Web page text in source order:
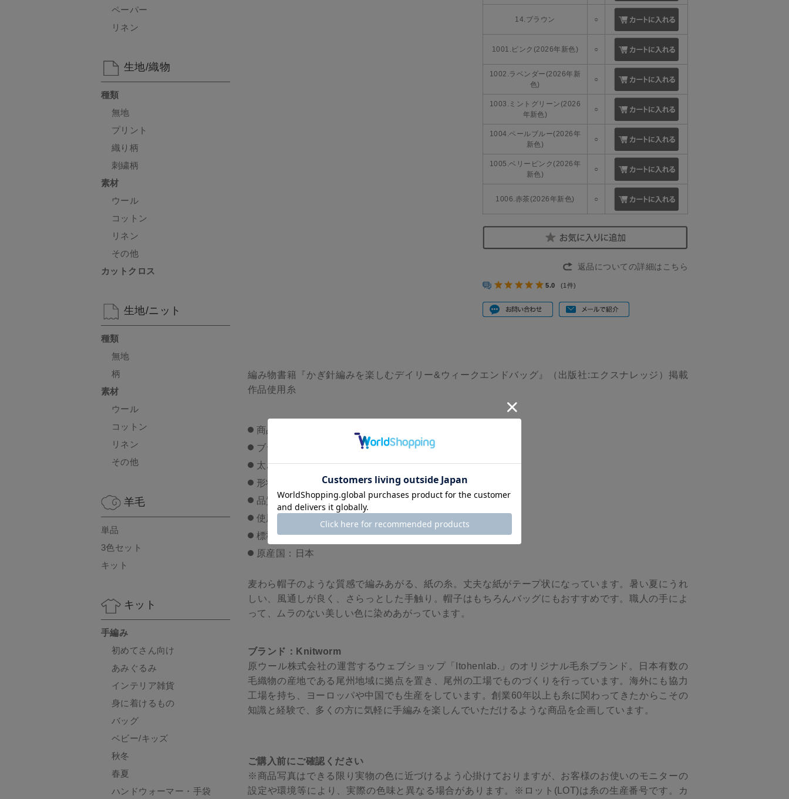
14.ブラウン ○
1001.ピンク(2026年新色) ○
1002.ラベンダー(2026年新
色)
○
1003.ミントグリーン(2026
年新色)
○
1004.ペールブルー(2026年
新色)
○
1005.ベリーピンク(2026年
新色)
○
1006.赤茶(2026年新色) ○
返品についての詳細はこちら
5.0 (1件)
編み物書籍『かぎ針編みを楽しむデイリー&ウィークエンドバッグ』（出版社:エクスナレッジ）掲載
作品使用糸
商品名：Paper yarn（ペーパーヤーン）
ブランド：Knitworm
太さ：極太
形状：30g(77m)
品質：指定外繊維(紙)100%
使用針：かぎ針6/0?7/0号
標準ゲージ：17目8段(長編み)
原産国：日本
麦わら帽子のような質感で編みあがる、紙の糸。丈夫な紙がテープ状になっています。暑い夏にうれ
しい、風通しが良く、さらっとした手触り。帽子はもちろんバッグにもおすすめです。職人の手によ
って、ムラのない美しい色に染めあがっています。
ブランド：Knitworm
原ウール株式会社の運営するウェブショップ「Itohenlab.」のオリジナル毛糸ブランド。日本有数の
毛織物の産地である尾州地域に拠点を置き、尾州の工場でものづくりを行っています。海外にも協力
工場を持ち、ヨーロッパや中国でも生産をしています。創業60年以上も糸に関わってきたからこその
知識と経験で、多くの方に気軽に手編みを楽しんでいただけるような商品を企画しています。
ご購入前にご確認ください
※商品写真はできる限り実物の色に近づけるよう心掛けておりますが、お客様のお使いのモニターの
設定や環境等により、実際の色味と異なる場合があります。※ロット(LOT)は糸の生産番号です。カ
ペーパー
リネン
生地/織物
種類
無地
プリント
織り柄
刺繍柄
素材
ウール
コットン
リネン
その他
カットクロス
生地/ニット
種類
無地
柄
素材
ウール
コットン
リネン
その他
羊毛
単品
3色セット
キット
キット
手編み
初めてさん向け
あみぐるみ
インテリア雑貨
身に着けるもの
バッグ
ベビー/キッズ
秋冬
春夏
ハンドウォーマー・手袋